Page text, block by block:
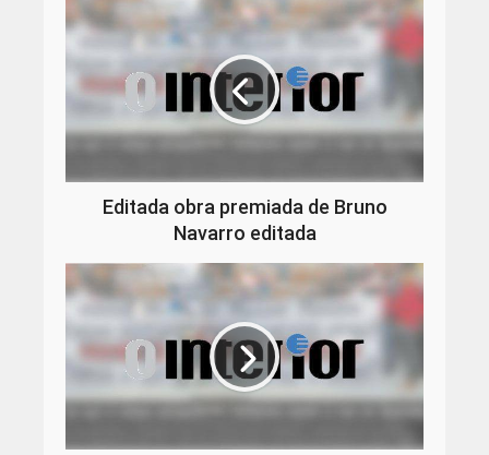
Editada obra premiada de Bruno
Navarro editada